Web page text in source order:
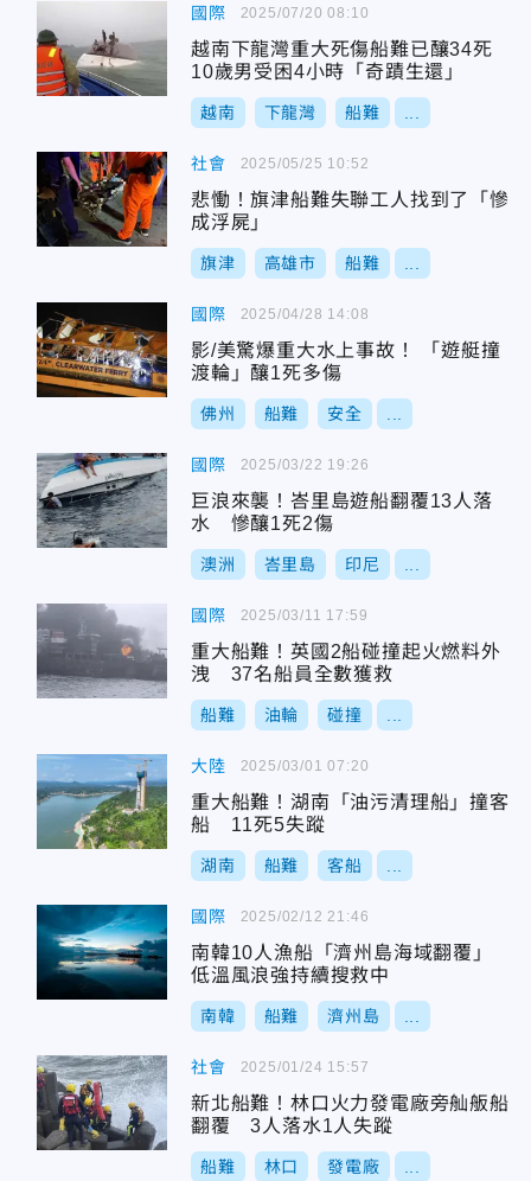
國際
越南下龍灣重大死傷船難已釀34死
10歲男受困4小時「奇蹟生還」
越南 下龍灣 船難
2025/07/20 08:10
社會
悲慟！旗津船難失聯工人找到了「慘
成浮屍」
旗津 高雄市 船難
2025/05/25 10:52
國際
影/美驚爆重大水上事故！ 「遊艇撞
渡輪」釀1死多傷
佛州 船難 安全
2025/04/28 14:08
國際
巨浪來襲！峇里島遊船翻覆13人落
水 慘釀1死2傷
澳洲 峇里島 印尼
2025/03/22 19:26
國際
重大船難！英國2船碰撞起火燃料外
洩 37名船員全數獲救
船難 油輪 碰撞
2025/03/11 17:59
大陸
重大船難！湖南「油污清理船」撞客
船 11死5失蹤
湖南 船難 客船
2025/03/01 07:20
國際
南韓10人漁船「濟州島海域翻覆」
低溫風浪強持續搜救中
南韓 船難 濟州島
2025/02/12 21:46
社會
新北船難！林口火力發電廠旁舢舨船
翻覆 3人落水1人失蹤
船難 林口 發電廠
2025/01/24 15:57